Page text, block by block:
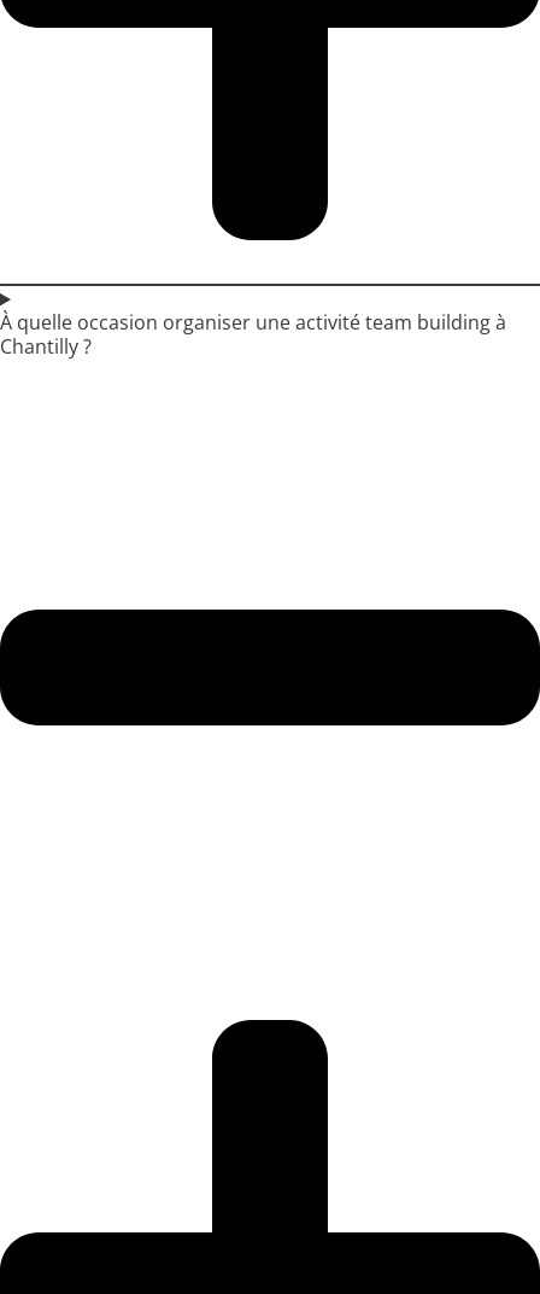
À quelle occasion organiser une activité team building à
Chantilly ?